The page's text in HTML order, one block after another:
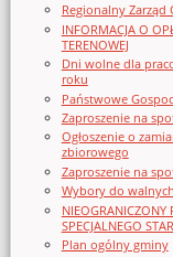
Regionalny Zarząd
INFORMACJA O
TERENOWEJ
Dni wolne dla
roku
Państwowe
Zaproszenie na
Ogłoszenie o
zbiorowego
Zaproszenie na
Wybory do
NIEOGRANICZONY
SPECJALNEGO
Plan ogólny gminy